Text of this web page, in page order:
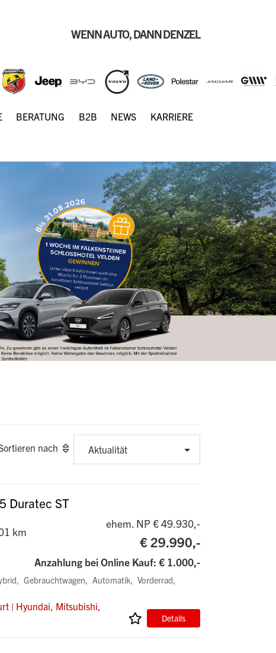
WENN AUTO, DANN DENZEL
BERATUNG B2B NEWS KARRIERE
nach Aktualität
Duratec ST
km
ehem. NP € 49.930,-
€ 29.990,-
Anzahlung bei Online Kauf: € 1.000,-
Gebrauchtwagen Automatik
Vorderrad
| Hyundai, Mitsubishi,
Details